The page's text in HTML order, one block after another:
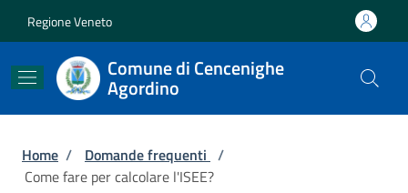
Regione Veneto
Comune di Cencenighe
Agordino
Briciole di pane
Home / Domande frequenti /
Come fare per calcolare l'ISEE?